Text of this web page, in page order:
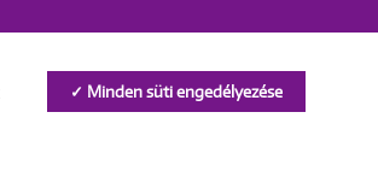
Minden süti engedélyezése